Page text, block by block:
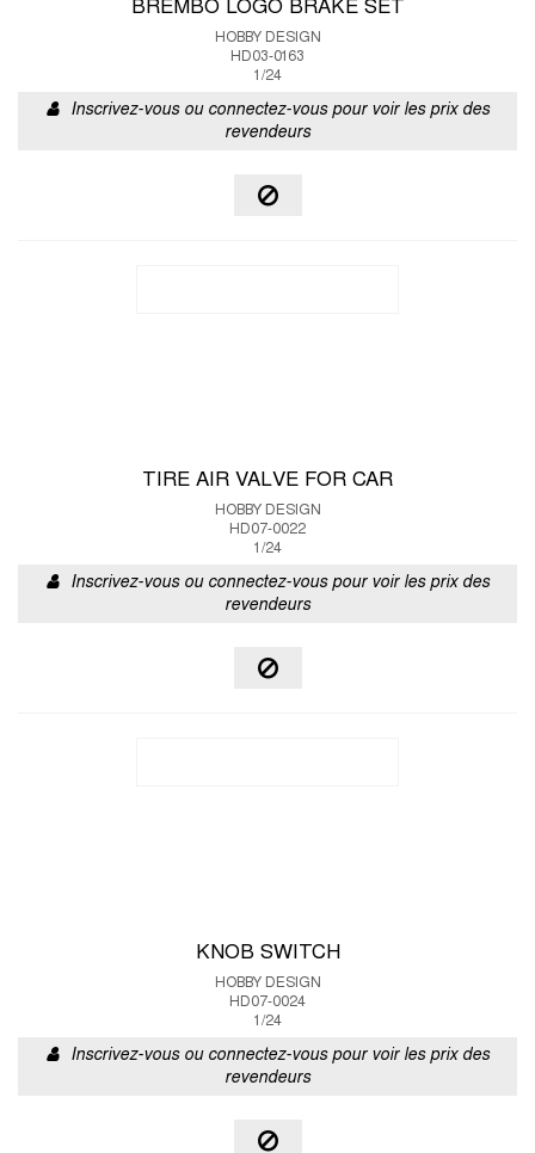
BREMBO LOGO BRAKE SET
HOBBY DESIGN
HD03-0163
1/24
Inscrivez-vous ou connectez-vous pour voir les prix des
revendeurs
TIRE AIR VALVE FOR CAR
HOBBY DESIGN
HD07-0022
1/24
Inscrivez-vous ou connectez-vous pour voir les prix des
revendeurs
KNOB SWITCH
HOBBY DESIGN
HD07-0024
1/24
Inscrivez-vous ou connectez-vous pour voir les prix des
revendeurs